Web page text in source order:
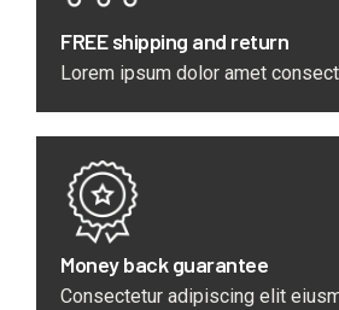
FREE shipping and return
Lorem ipsum dolor amet
Money back guarantee
Consectetur adipiscing elit